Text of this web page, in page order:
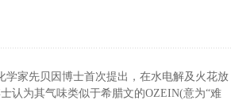
学家先贝因博士首次提出，在水电解及火花放
认为其气味类似于希腊文的OZEIN(意为“难